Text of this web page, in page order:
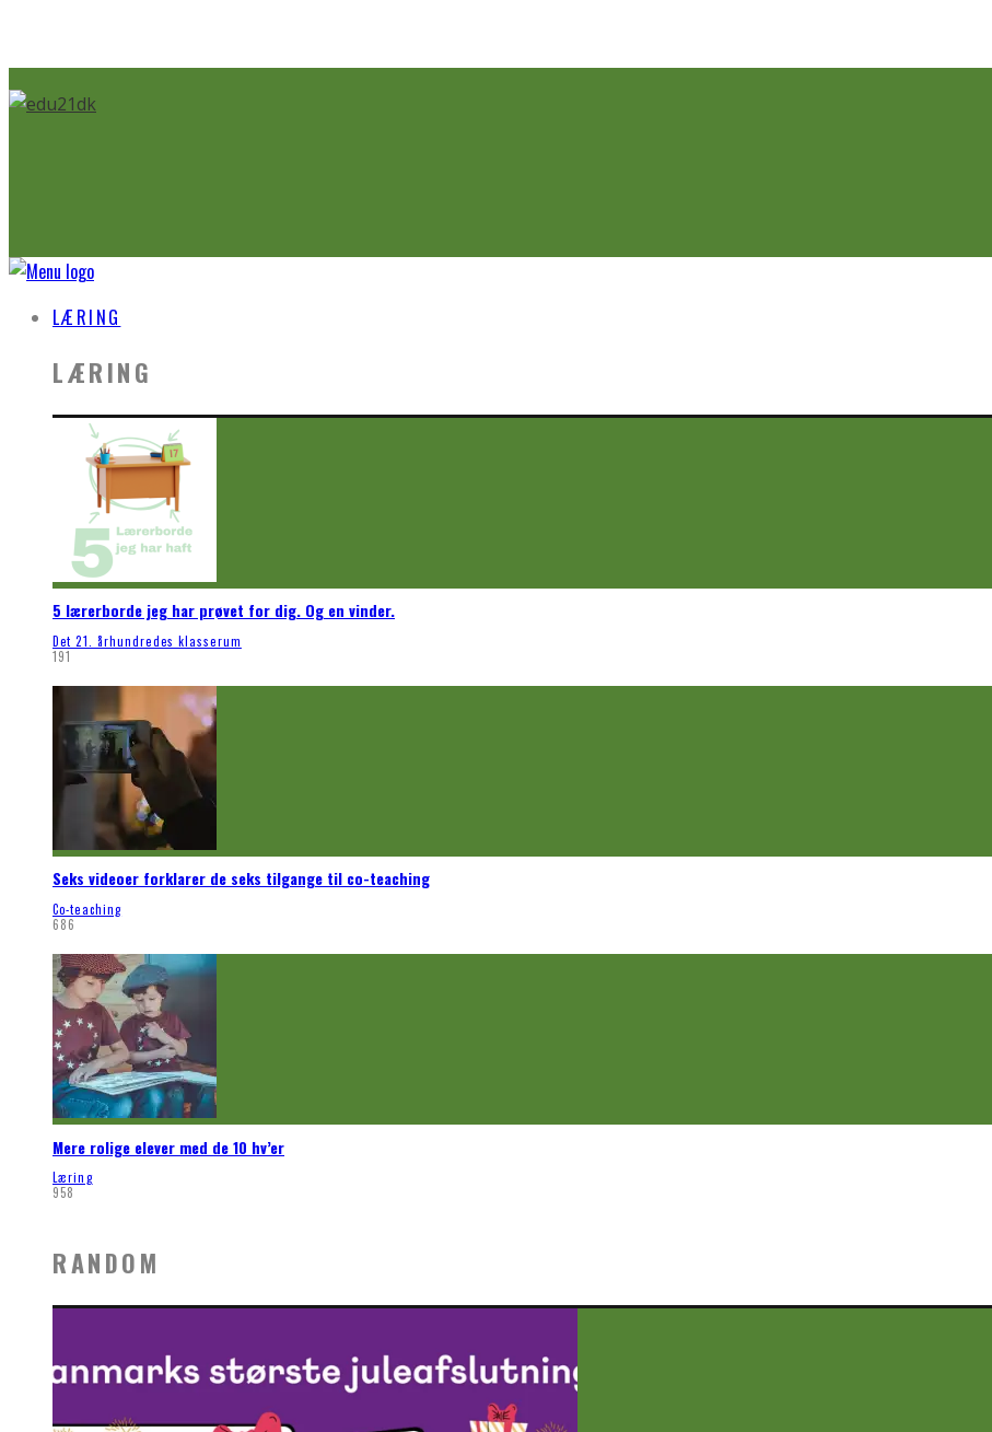
LÆRING
LÆRING
5 lærerborde jeg har prøvet for dig. Og en vinder.
Det 21. århundredes klasserum
191
Seks videoer forklarer de seks tilgange til co-teaching
Co-teaching
686
Mere rolige elever med de 10 hv’er
Læring
958
RANDOM